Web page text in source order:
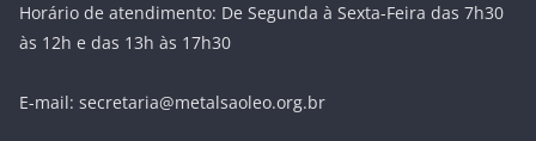
Horário de atendimento: De Segunda à Sexta-Feira das 7h30
às 12h e das 13h às 17h30
E-mail: secretaria@metalsaoleo.org.br